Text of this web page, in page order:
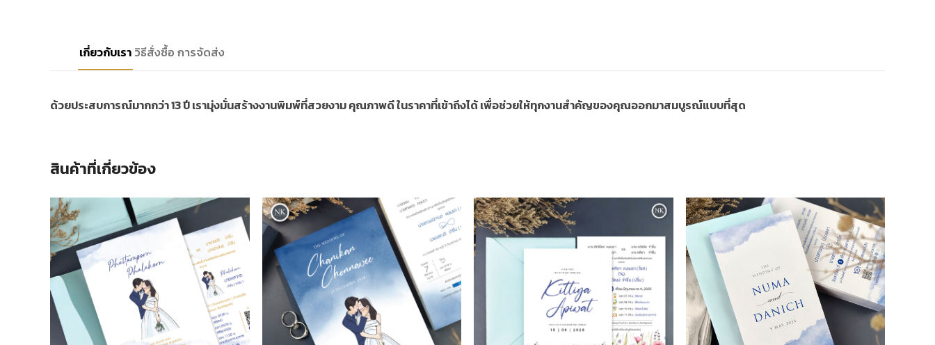
เกี่ยวกับเรา วิธีสั่งซื้อ การจัดส่ง
ด้วยประสบการณ์มากกว่า 13 ปี เรามุ่งมั่นสร้างงานพิมพ์ที่สวยงาม คุณภาพดี ในราคาที่เข้าถึงได้ เพื่อช่วยให้ทุกงานสำคัญของคุณออกมาสมบูรณ์แบบที่สุด
สินค้าที่เกี่ยวข้อง